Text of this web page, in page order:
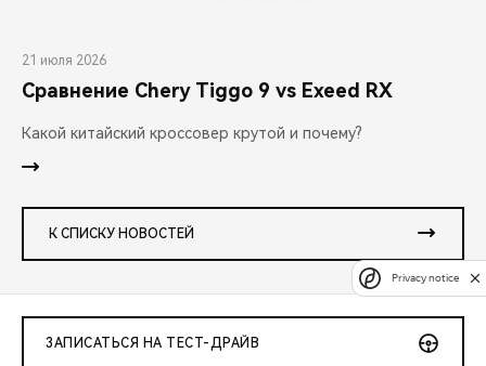
21 июля 2026
Сравнение Chery Tiggo 9 vs Exeed RX
Какой китайский кроссовер крутой и почему?
К СПИСКУ НОВОСТЕЙ
ЗАПИСАТЬСЯ НА ТЕСТ-ДРАЙВ
Privacy notice